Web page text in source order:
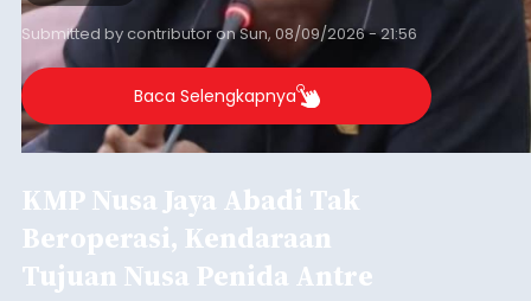
Submitted bycontributoronSun, 08/09/2026 - 21:56
Baca Selengkapnya
KMP Nusa Jaya Abadi Tak
Beroperasi, Kendaraan
Tujuan Nusa Penida Antre